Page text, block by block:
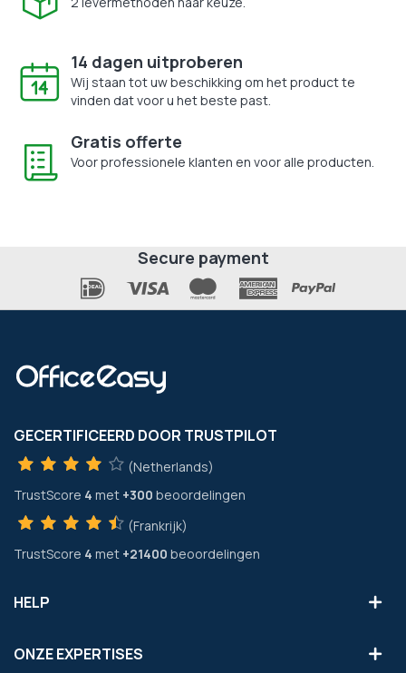
14 dagen uitproberen
Wij staan tot uw beschikking om het product te
vinden dat voor u het beste past.
Gratis offerte
Voor professionele klanten en voor alle producten.
Secure payment
GECERTIFICEERD DOOR TRUSTPILOT
(Netherlands)
TrustScore 4 met +300 beoordelingen
(Frankrijk)
TrustScore 4 met +21400 beoordelingen
HELP
ONZE EXPERTISES